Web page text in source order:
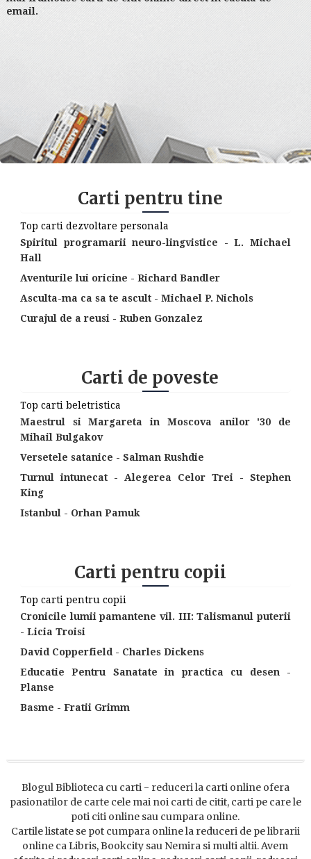
email.
Carti pentru tine
Top carti dezvoltare personala
Spiritul programarii neuro-lingvistice - L. Michael
Hall
Aventurile lui oricine - Richard Bandler
Asculta-ma ca sa te ascult - Michael P. Nichols
Curajul de a reusi - Ruben Gonzalez
Carti de poveste
Top carti beletristica
Maestrul si Margareta in Moscova anilor '30 de
Mihail Bulgakov
Versetele satanice - Salman Rushdie
Turnul intunecat - Alegerea Celor Trei - Stephen
King
Istanbul - Orhan Pamuk
Carti pentru copii
Top carti pentru copii
Cronicile lumii pamantene vil. III: Talismanul puterii
- Licia Troisi
David Copperfield - Charles Dickens
Educatie Pentru Sanatate in practica cu desen -
Planse
Basme - Fratii Grimm
Blogul Biblioteca cu carti - reduceri la carti online ofera
pasionatilor de carte cele mai noi carti de citit, carti pe care le
poti citi online sau cumpara online.
Cartile listate se pot cumpara online la reduceri de pe librarii
online ca Libris, Bookcity sau Nemira si multi altii. Avem